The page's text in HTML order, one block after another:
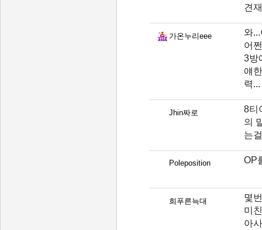
견
가온누리eee
와
어
3방
얘
력...
Jhin짜로
8티
의
는
Poleposition OP
희푸른늑대
몇
미
아